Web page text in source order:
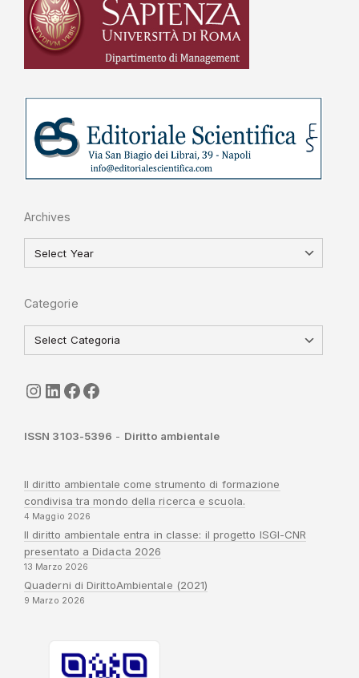
Archives
Categorie
seguici
LinkedIn
ISGI-CNRSapienza
ISSN 3103-5396 - Diritto ambientale
Il diritto ambientale come strumento di formazione
condivisa tra mondo della ricerca e scuola.
4 Maggio 2026
Il diritto ambientale entra in classe: il progetto ISGI-CNR
presentato a Didacta 2026
13 Marzo 2026
Quaderni di DirittoAmbientale (2021)
9 Marzo 2026